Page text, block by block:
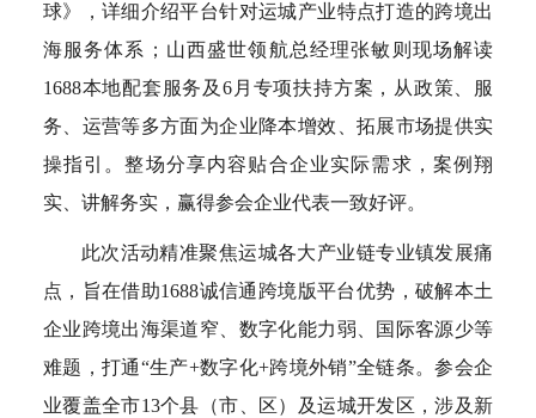
球》，详细介绍平台针对运城产业特点打造的跨境出
海服务体系；山西盛世领航总经理张敏则现场解读
1688本地配套服务及6月专项扶持方案，从政策、服
务、运营等多方面为企业降本增效、拓展市场提供实
操指引。整场分享内容贴合企业实际需求，案例翔
实、讲解务实，赢得参会企业代表一致好评。
此次活动精准聚焦运城各大产业链专业镇发展痛
点，旨在借助1688诚信通跨境版平台优势，破解本土
企业跨境出海渠道窄、数字化能力弱、国际客源少等
难题，打通“生产+数字化+跨境外销”全链条。参会企
业覆盖全市13个县（市、区）及运城开发区，涉及新